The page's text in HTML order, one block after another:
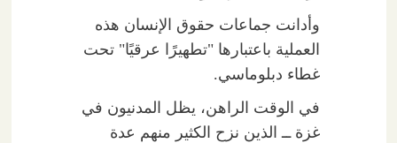
وأدانت جماعات حقوق الإنسان هذه
العملية باعتبارها "تطهيرًا عرقيًا" تحت
غطاء دبلوماسي.
في الوقت الراهن، يظل المدنيون في
غزة ــ الذين نزح الكثير منهم عدة